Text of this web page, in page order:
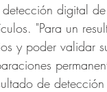
digital
"Para un
y poder validar
de